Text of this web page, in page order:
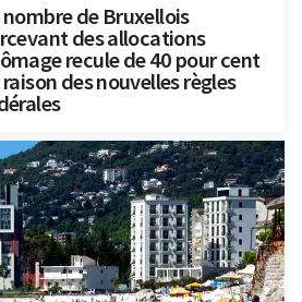
nombre de Bruxellois
des allocations
recule de 40 pour cent
des nouvelles règles